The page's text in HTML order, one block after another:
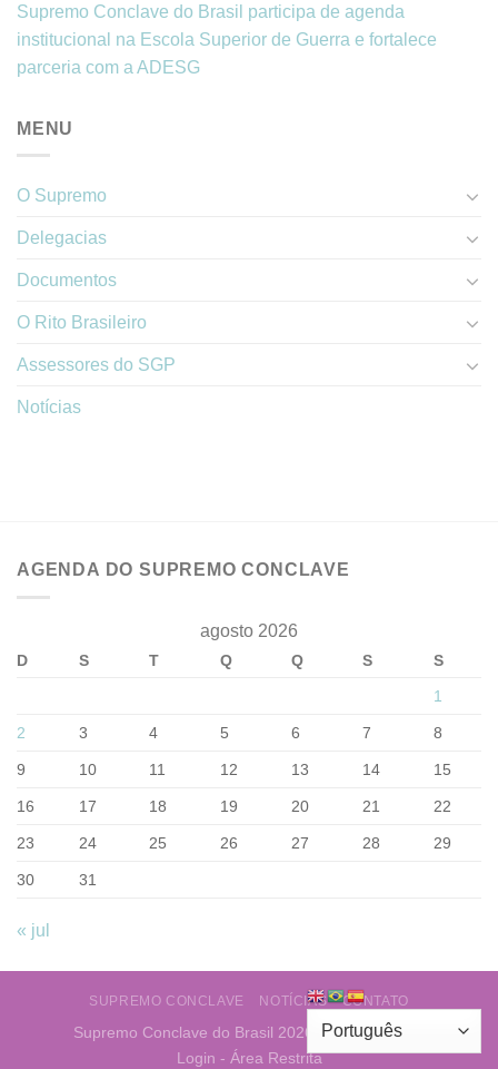
Supremo Conclave do Brasil participa de agenda
institucional na Escola Superior de Guerra e fortalece
parceria com a ADESG
MENU
O Supremo
Delegacias
Documentos
O Rito Brasileiro
Assessores do SGP
Notícias
AGENDA DO SUPREMO CONCLAVE
agosto 2026
D S T Q Q S
S
1
2 3 4 5 6 7 8
9 10 11 12 13 14 15
16 17 18 19 20 21 22
23 24 25 26 27 28 29
30 31
« jul
SUPREMO CONCLAVE NOTÍCIAS CONTATO
Supremo Conclave do Brasil 2026 ©Web Layout
Login - Área Restrita